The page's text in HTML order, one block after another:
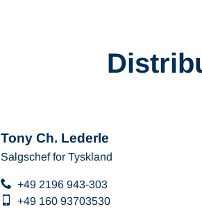
Tony Ch. Lederle
Salgschef for Tyskland
+49 2196 943-303
+49 160 93703530